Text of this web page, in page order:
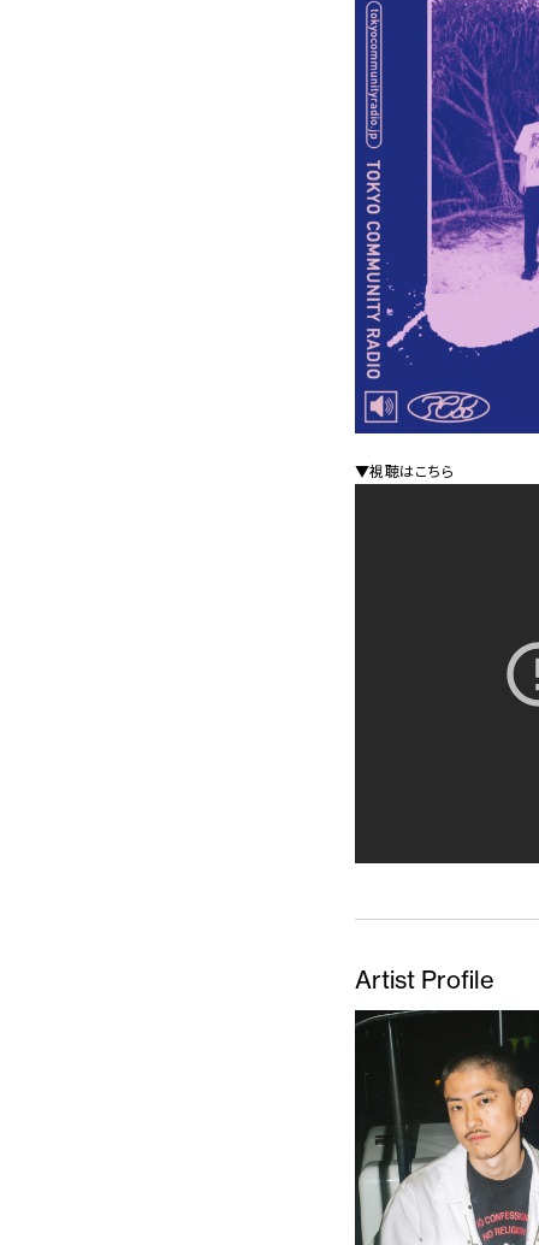
▼視聴はこちら
Artist Profile